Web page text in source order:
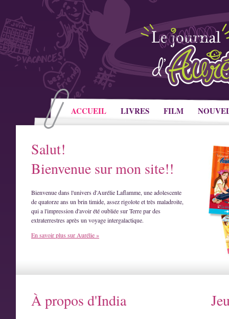
ACCUEIL LIVRES FILM
Salut!
Bienvenue sur mon site!!
Bienvenue dans l'univers d'Aurélie Laflamme, une adolescente
de quatorze ans un brin timide, assez rigolote et très maladroite,
qui a l'impression d'avoir été oubliée sur Terre par des
extraterrestres après un voyage intergalactique.
En savoir plus sur Aurélie »
À propos d'India